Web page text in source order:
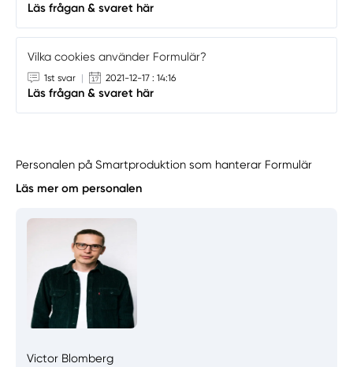
Läs frågan & svaret här
Vilka cookies använder Formulär?
1st svar | 2021-12-17 : 14:16
Läs frågan & svaret här
Personalen på Smartproduktion som hanterar Formulär
Läs mer om personalen
Victor Blomberg